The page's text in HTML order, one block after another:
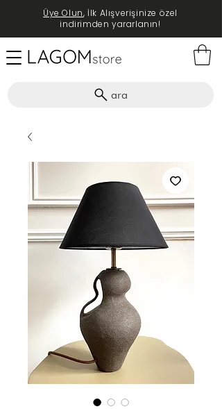
ara
Üye Olun, İlk Alışverişinize özel
indirimden yararlanın!